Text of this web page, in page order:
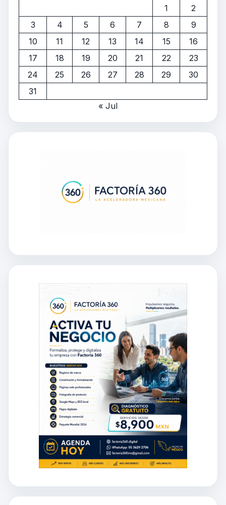
1
2
3
4 5 6 7 8
9
10
11 12 13 14 15
16
17
18 19 20 21 22
23
24
25 26 27 28 29
30
31
« Jul